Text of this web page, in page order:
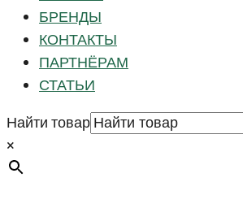
БРЕНДЫ
КОНТАКТЫ
ПАРТНЁРАМ
СТАТЬИ
Найти товар
×